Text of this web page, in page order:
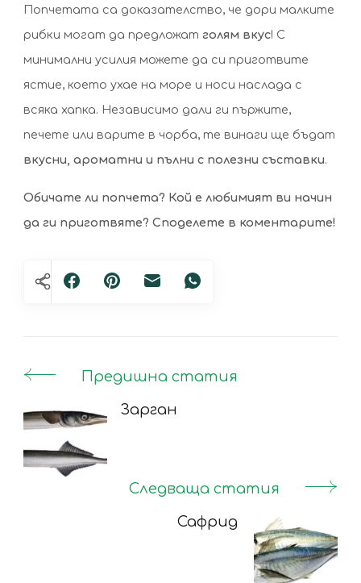
Попчетата са доказателство, че дори малките
рибки могат да предложат голям вкус! С
минимални усилия можете да си приготвите
ястие, което ухае на море и носи наслада с
всяка хапка. Независимо дали ги пържите,
печете или варите в чорба, те винаги ще бъдат
вкусни, ароматни и пълни с полезни съставки.
Обичате ли попчета? Кой е любимият ви начин
да ги приготвяте? Споделете в коментарите!
Post
Navigation
Предишна статия
Зарган
Следваща статия
Сафрид